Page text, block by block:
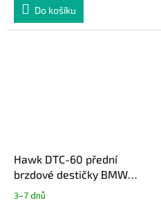
Do košíku
Hawk DTC-60 přední
brzdové destičky BMW
řady 1, 2, 3, 4, gen. F s M
3–7 dnů